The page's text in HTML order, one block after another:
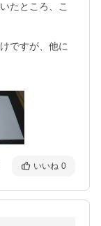
たところ、こ
ですが、他に
いいね 0